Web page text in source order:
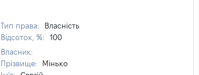
Тип права:
Власність
Відсоток, %:
100
Власник:
Прізвище:
Мінько